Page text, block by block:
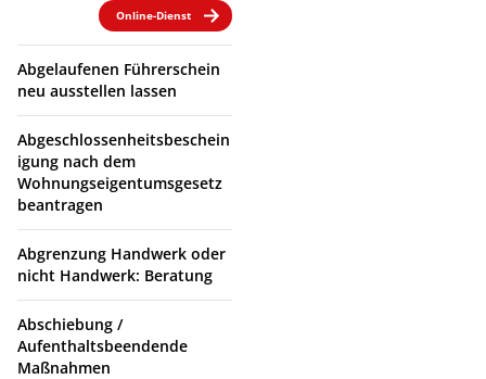
Online-Dienst
Abgelaufenen Führerschein
neu ausstellen lassen
Abgeschlossenheitsbeschein
igung nach dem
Wohnungseigentumsgesetz
beantragen
Abgrenzung Handwerk oder
nicht Handwerk: Beratung
Abschiebung /
Aufenthaltsbeendende
Maßnahmen